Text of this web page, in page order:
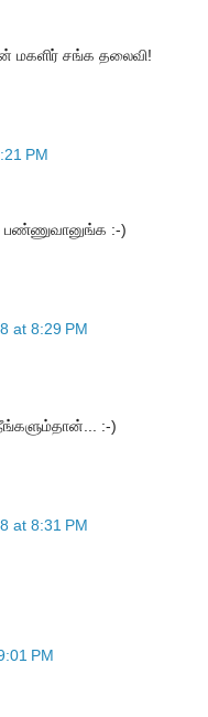
மகளிர் சங்க தலைவி!
PM
பண்ணுவானுங்க :-)
at 8:29 PM
:-)
at 8:31 PM
PM